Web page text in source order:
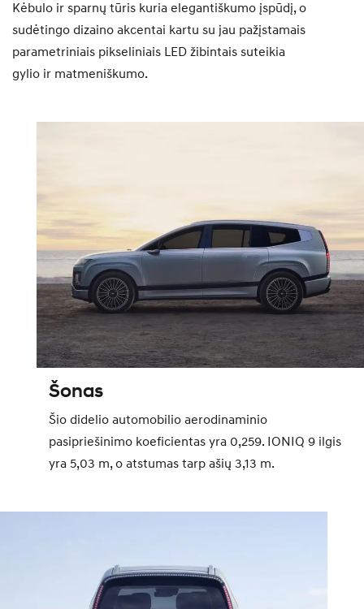
Kėbulo ir sparnų tūris kuria elegantiškumo įspūdį, o
sudėtingo dizaino akcentai kartu su jau pažįstamais
parametriniais pikseliniais LED žibintais suteikia
gylio ir matmeniškumo.
Šonas
Šio didelio automobilio aerodinaminio
pasipriešinimo koeficientas yra 0,259. IONIQ 9 ilgis
yra 5,03 m, o atstumas tarp ašių 3,13 m.